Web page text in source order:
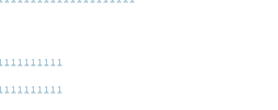
1 1 1 1 1 1 1 1 1
1 1 1 1 1 1 1 1 1